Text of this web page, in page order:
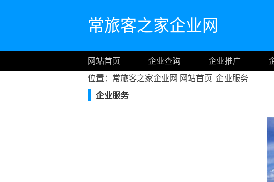
常旅客之家企业网
网站首页 企业查询 企业推广
位置：常旅客之家企业网 网站首页| 企业服务
企业服务